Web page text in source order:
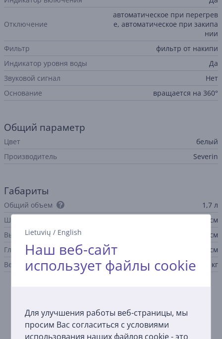
Lietuvių / English
Наш веб-сайт
использует файлы cookie
Для улучшения работы веб-страницы, мы
просим Вас согласиться с условиями
использования наших файлов cookie - это
Отключение
автоматическое при перегрев
е, автоматическое при закипа
нии
Фильтр
фильтр от накипи
Индикатор уровня воды
Да
Звуковой сигнал
Нет
Основание
вращается на 360°
Общий параметр
Цвет
белый
Производитель
Severin
Габариты
Общий объем
1,7 л
Ширина
16,5 см
Высота
22 см
Глубина
20,5 см
Вес
0,72 кг